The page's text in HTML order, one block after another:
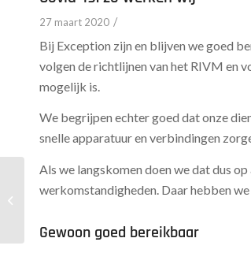
27 maart 2020 /
Bij Exception zijn en blijven we goed
volgen de richtlijnen van het RIVM en
mogelijk is.
We begrijpen echter goed dat onze
snelle apparatuur en verbindingen
Als we langskomen doen we dat dus
werkomstandigheden. Daar hebben
Gewoon goed bereikbaar
Nieuw: GreenIX – snel